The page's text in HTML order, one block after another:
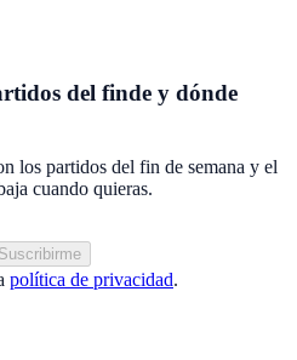
del finde y dónde
los partidos del fin de semana y el
cuando quieras.
Suscribirme
política de privacidad.